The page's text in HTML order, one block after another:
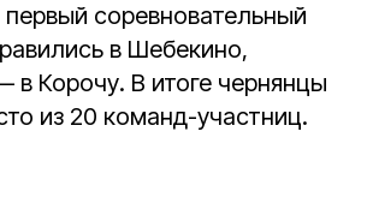
соревновательный
в Шебекино,
в Корочу. В итоге чернянцы
из 20 команд-участниц.